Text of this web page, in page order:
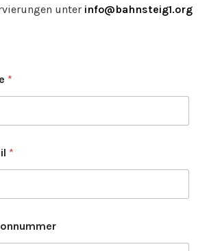
unter info@bahnsteig1.org
*
*